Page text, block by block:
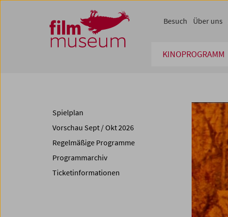
Zum Inhalt
Zum Hauptmenü
Zur Servicenavigation
Zum Suche
KINOPROGRAMM
Besuch Über uns
Spielplan
Vorschau Sept / Okt 2026
Regelmäßige Programme
Programmarchiv
Ticketinformationen